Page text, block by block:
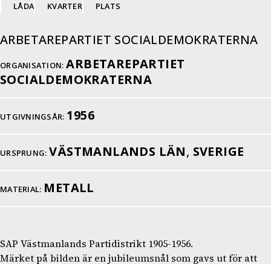
LÅDA KVARTER PLATS
ARBETAREPARTIET SOCIALDEMOKRATERNA
ORGANISATION: ARBETAREPARTIET
SOCIALDEMOKRATERNA
UTGIVNINGSÅR: 1956
URSPRUNG: VÄSTMANLANDS LÄN, SVERIGE
MATERIAL: METALL
SAP Västmanlands Partidistrikt 1905-1956.
Märket på bilden är en jubileumsnål som gavs ut för att